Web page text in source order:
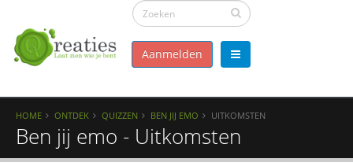
Aanmelden
HOME ONTDEK QUIZZEN BEN JIJ EMO UITKOMSTEN
Ben jij emo - Uitkomsten